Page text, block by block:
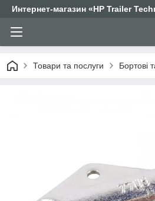
Интернет-магазин «HP Trailer
Товари та послуги Бортові